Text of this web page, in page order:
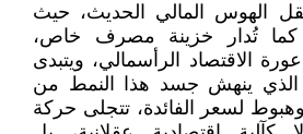
الهوس المالي الحديث، حيث
كما تُدار خزينة مصرف خاص،
الاقتصاد الرأسمالي، ويتبدى
الذي ينهش جسد هذا النمط من
وهبوط لسعر الفائدة، تتجلى حركة